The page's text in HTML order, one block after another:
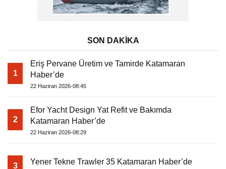
SON DAKİKA
1
Eriş Pervane Üretim ve Tamirde Katamaran
Haber’de
22 Haziran 2026-08:45
2
Efor Yacht Design Yat Refit ve Bakımda
Katamaran Haber’de
22 Haziran 2026-08:29
3 Yener Tekne Trawler 35 Katamaran Haber’de